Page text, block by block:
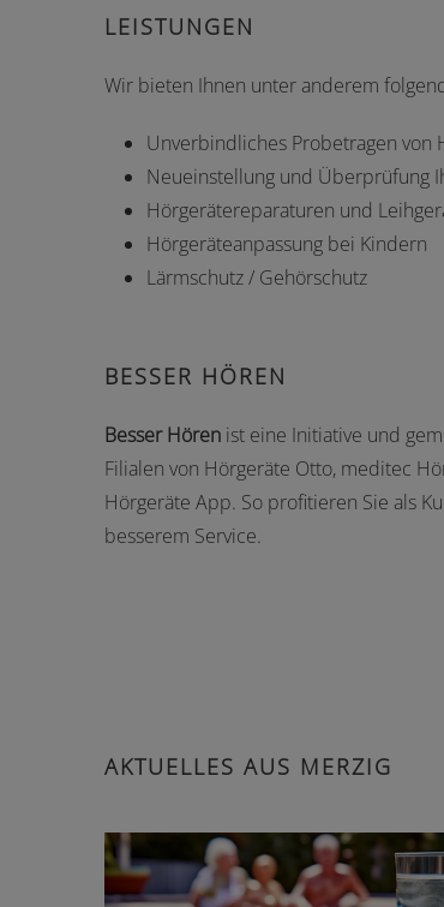
LEISTUNGEN
Wir bieten Ihnen unter anderem
Unverbindliches Probetragen von
Neueinstellung und Überprüfung
Hörgerätereparaturen und
Hörgeräteanpassung bei Kindern
Lärmschutz / Gehörschutz
BESSER HÖREN
Besser Hören ist eine Initiative und
Filialen von Hörgeräte Otto, meditec
Hörgeräte App. So profitieren Sie als
besserem Service.
AKTUELLES AUS MERZIG